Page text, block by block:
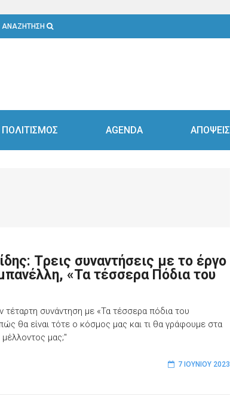
ΑΝΑΖΗΤΗΣΗ
ΠΟΛΙΤΙΣΜΟΣ AGENDA ΑΠΟΨΕΙΣ
Tρεις συναντήσεις με το έργο
«Τα τέσσερα Πόδια του
τέταρτη συνάντηση με «Τα τέσσερα πόδια του
θα είναι τότε ο κόσμος μας και τι θα γράφουμε στα
μας;"
7 ΙΟΥΝΊΟΥ 2023